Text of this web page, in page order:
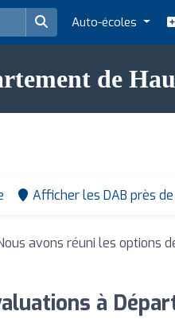
Auto-écoles
de
Afficher les DAB près
avons réuni les options
à